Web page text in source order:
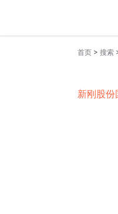
首页 > 搜索
新刚股份